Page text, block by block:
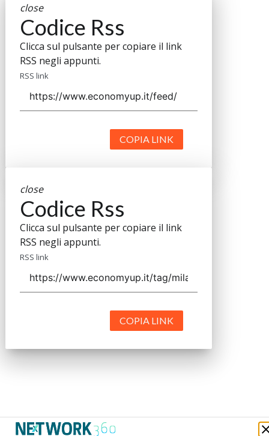
close
Codice Rss
Clicca sul pulsante per copiare il link
RSS negli appunti.
RSS link
COPIA LINK
close
Codice Rss
Clicca sul pulsante per copiare il link
RSS negli appunti.
RSS link
COPIA LINK